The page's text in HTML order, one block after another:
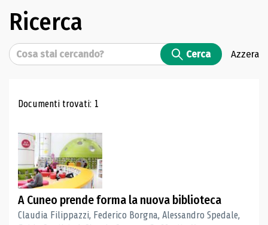
Ricerca
Cerca Cerca Azzera
Risultati di ricerca
Documenti trovati: 1
A Cuneo prende forma la nuova biblioteca
Claudia Filippazzi, Federico Borgna, Alessandro Spedale,